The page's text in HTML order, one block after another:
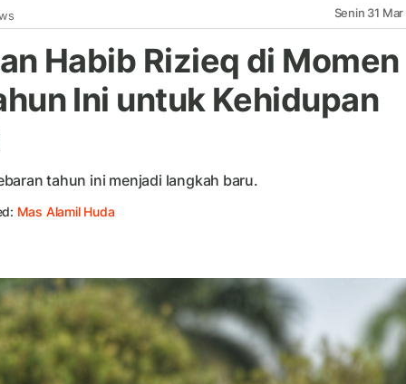
Senin 31
Habib Rizieq di Momen
Ini untuk Kehidupan
tahun ini menjadi langkah baru.
Mas Alamil Huda